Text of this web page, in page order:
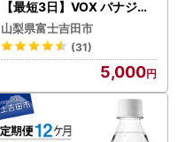
【最短3日】VOX バナジウ
ム 500ml 24本(コーラフレ
ーバー) 炭酸 FN-Limited-P
R
山梨県富士吉田市
(31)
5,000